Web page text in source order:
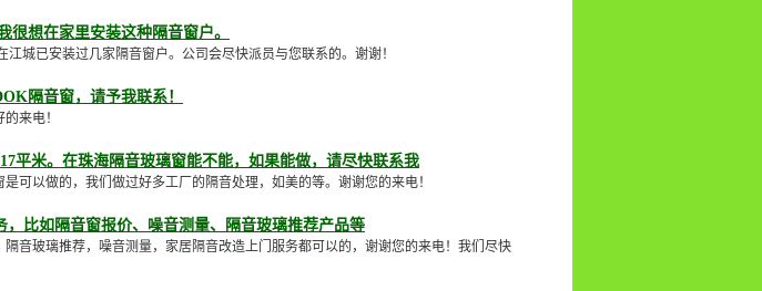
想在家里安装这种隔音窗户。
城已安装过几家隔音窗户。公司会尽快派员与您联系的。谢谢！
隔音窗，请予我联系！
来电！
平米。在珠海隔音玻璃窗能不能，如果能做，请尽快联系我
可以做的，我们做过好多工厂的隔音处理，如美的等。谢谢您的来电！
比如隔音窗报价、噪音测量、隔音玻璃推荐产品等
音玻璃推荐，噪音测量，家居隔音改造上门服务都可以的，谢谢您的来电！我们尽快